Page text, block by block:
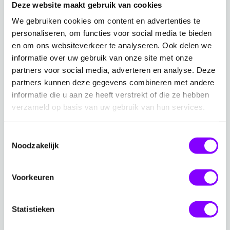
Deze website maakt gebruik van cookies
We gebruiken cookies om content en advertenties te
personaliseren, om functies voor social media te bieden
en om ons websiteverkeer te analyseren. Ook delen we
informatie over uw gebruik van onze site met onze
partners voor social media, adverteren en analyse. Deze
partners kunnen deze gegevens combineren met andere
informatie die u aan ze heeft verstrekt of die ze hebben
verzameld op basis van uw gebruik van hun services.
Noodzakelijk
Voorkeuren
Statistieken
overheidsinstellingen, waaronder: Chief Information
Security Officers (CISO’s), IT Managers en IT Security
Managers, zakelijke besluitvormers en
executives, Compliance Officers en Data Protection
Officers (DPO’s).
NEN 7510 en NEN 7513
Lees meer over de impact van NEN 7510 en NEN
7513, die gaan over informatiebeveiliging in de